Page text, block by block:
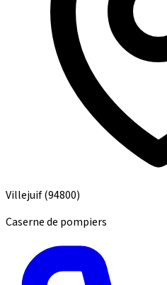
Villejuif(94800)
Caserne de pompiers